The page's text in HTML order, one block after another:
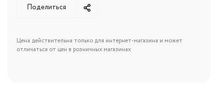
Поделиться
Цена действительна только для интернет-магазина и может
отличаться от цен в розничных магазинах